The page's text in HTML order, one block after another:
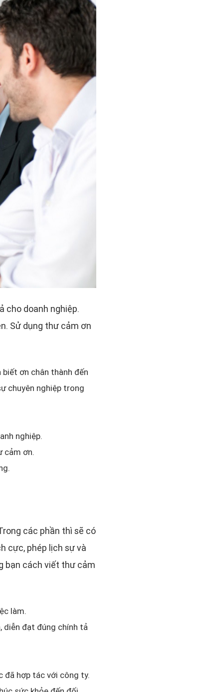
cho doanh nghiệp.
Sử dụng thư cảm ơn
ơn chân thành đến
chuyên nghiệp trong
nghiệp.
cảm ơn.
các phần thì sẽ có
cực, phép lịch sự và
bạn cách viết thư cảm
làm.
diễn đạt đúng chính tả
đã hợp tác với công ty.